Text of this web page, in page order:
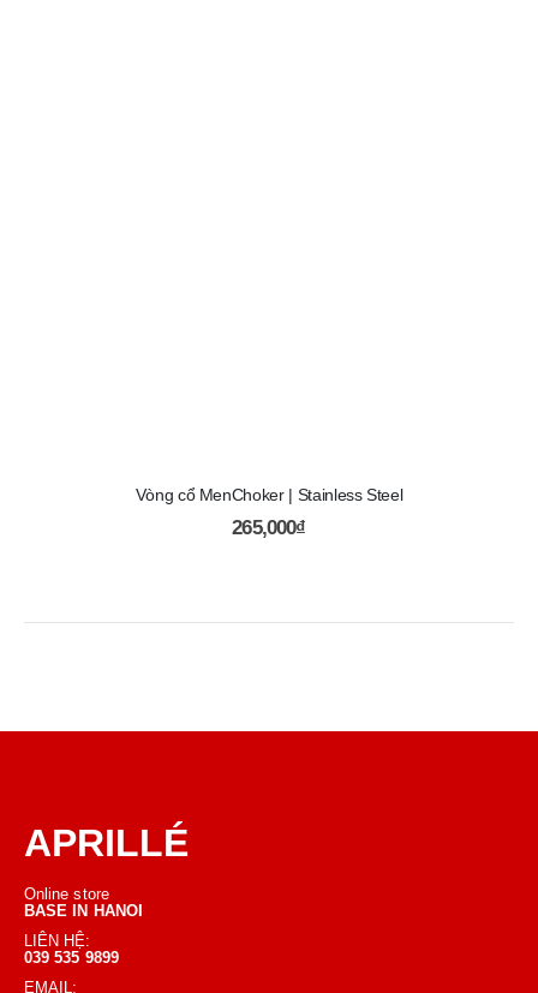
Vòng cổ MenChoker | Stainless Steel
265,000₫
APRILLÉ
Online store
BASE IN HANOI
LIÊN HỆ:
039 535 9899
EMAIL: